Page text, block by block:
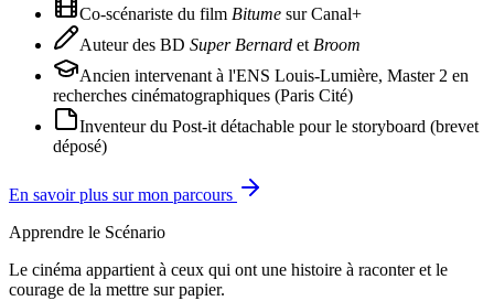
Co-scénariste du film Bitume sur Canal+
Auteur des BD Super Bernard et Broom
Ancien intervenant à l'ENS Louis-Lumière, Master 2 en
recherches cinématographiques (Paris Cité)
Inventeur du Post-it détachable pour le storyboard (brevet
déposé)
En savoir plus sur mon parcours
Apprendre le Scénario
Le cinéma appartient à ceux qui ont une histoire à raconter et le
courage de la mettre sur papier.